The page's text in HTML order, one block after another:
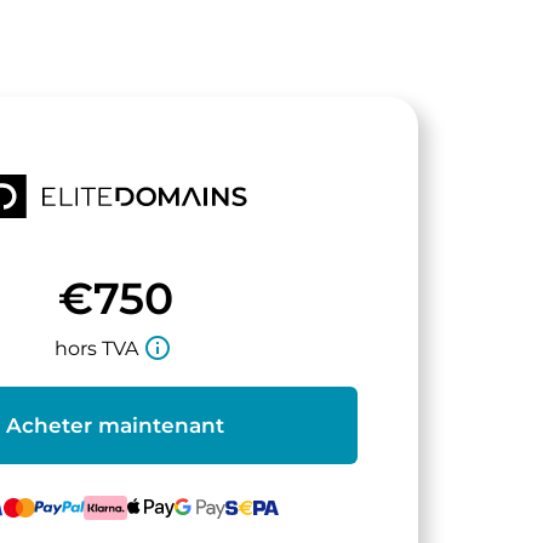
€750
hors TVA info_outline
Acheter maintenant